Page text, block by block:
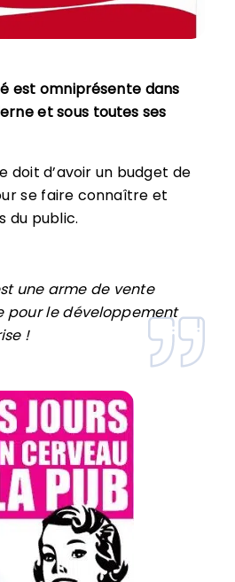
est omniprésente dans
et sous toutes ses
doit d’avoir un budget de
se faire connaître et
du public.
une arme de vente
pour le développement
!